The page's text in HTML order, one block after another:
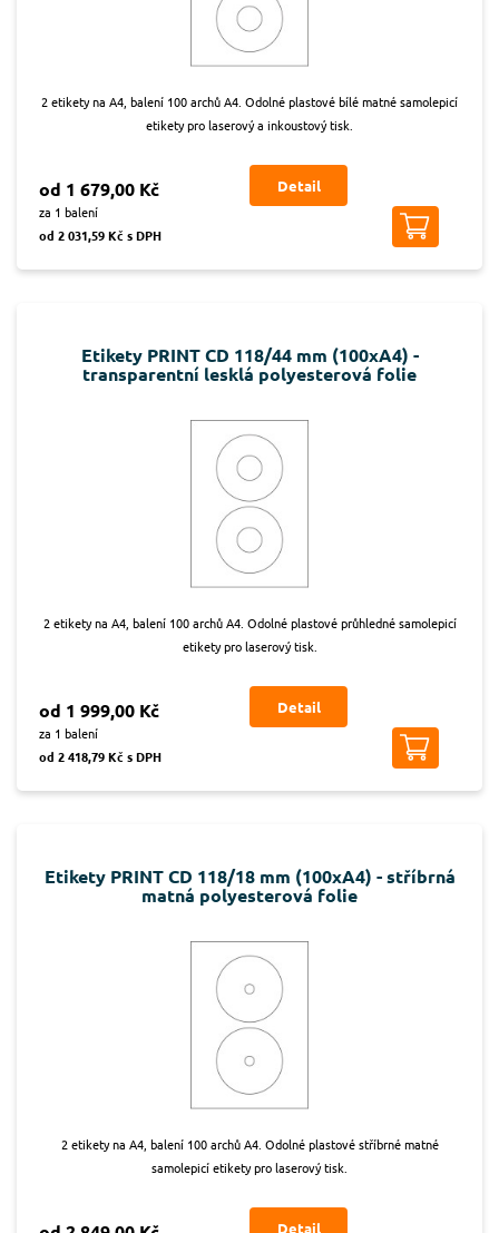
2 etikety na A4, balení 100 archů A4. Odolné plastové bílé matné samolepicí
etikety pro laserový a inkoustový tisk.
od 1 679,00 Kč
za 1 balení
od 2 031,59 Kč s DPH
Detail
Etikety PRINT CD 118/44 mm (100xA4) -
transparentní lesklá polyesterová folie
2 etikety na A4, balení 100 archů A4. Odolné plastové průhledné samolepicí
etikety pro laserový tisk.
od 1 999,00 Kč
za 1 balení
od 2 418,79 Kč s DPH
Detail
Etikety PRINT CD 118/18 mm (100xA4) - stříbrná
matná polyesterová folie
2 etikety na A4, balení 100 archů A4. Odolné plastové stříbrné matné
samolepicí etikety pro laserový tisk.
Detail